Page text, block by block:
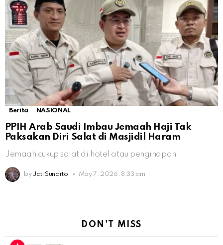
Berita NASIONAL
PPIH Arab Saudi Imbau Jemaah Haji Tak
Paksakan Diri Salat di Masjidil Haram
Jemaah cukup salat di hotel atau penginapan
by Jati Sunarto May 7, 2026, 8:33 am
DON'T MISS